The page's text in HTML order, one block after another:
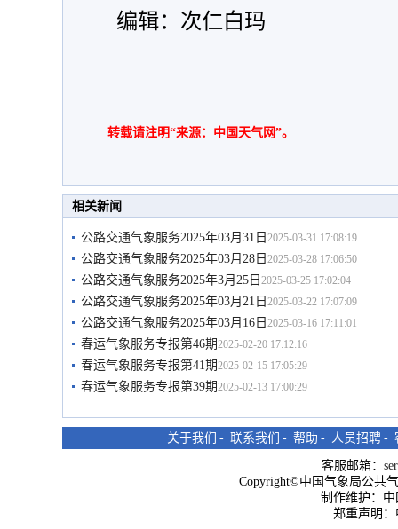
编辑：次仁白玛
转载请注明“来源：中国天气网”。
相关新闻
公路交通气象服务2025年03月31日 2025-03-31 17:08:19
公路交通气象服务2025年03月28日 2025-03-28 17:06:50
公路交通气象服务2025年3月25日 2025-03-25 17:02:04
公路交通气象服务2025年03月21日 2025-03-22 17:07:09
公路交通气象服务2025年03月16日 2025-03-16 17:11:01
春运气象服务专报第46期2025-02-20 17:12:16
春运气象服务专报第41期2025-02-15 17:05:29
春运气象服务专报第39期2025-02-13 17:00:29
关于我们 - 联系我们 - 帮助 - 人员招聘 -
客服邮箱：
Copyright©中国气象局公共
制作维护：
郑重声明